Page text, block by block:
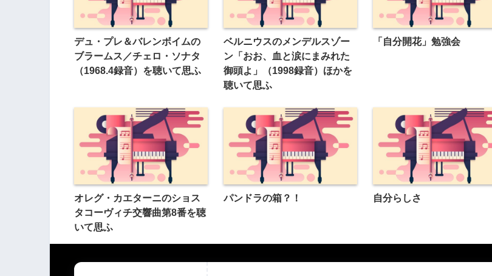
デュ・プレ＆バレンボイムの
ブラームス／チェロ・ソナタ
（1968.4録音）を聴いて思ふ
ベルニウスのメンデルスゾー
ン「おお、血と涙にまみれた
御頭よ」（1998録音）ほかを
聴いて思ふ
「自分開花」勉強会
オレグ・カエターニのショス
タコーヴィチ交響曲第8番を聴
いて思ふ
パンドラの箱？！ 自分らしさ